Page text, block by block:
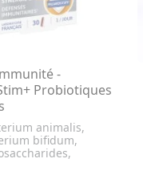
-
Probiotiques
animalis,
bifidum,